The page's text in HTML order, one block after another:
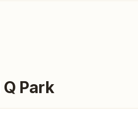
Q Park